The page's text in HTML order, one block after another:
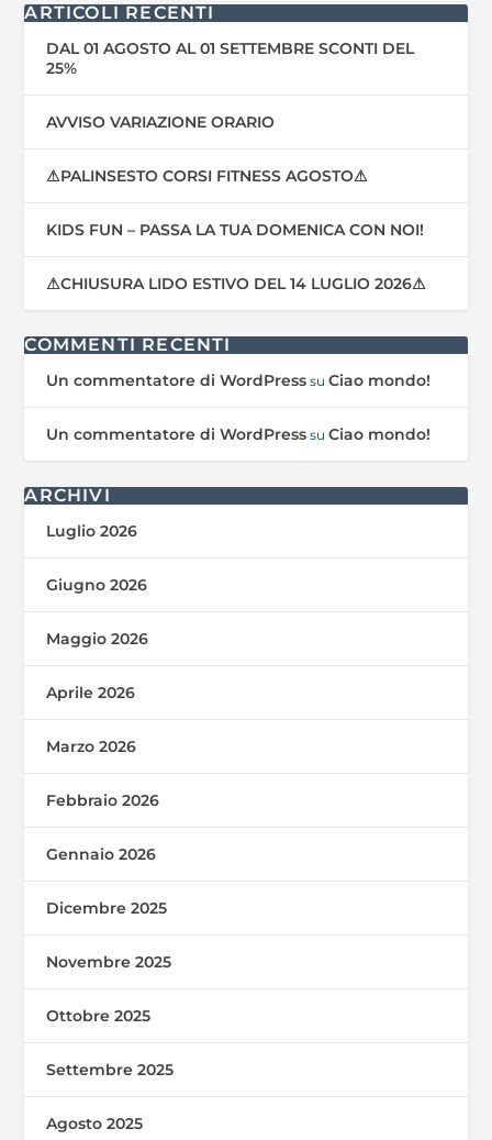
ARTICOLI RECENTI
DAL 01 AGOSTO AL 01 SETTEMBRE SCONTI DEL
25%
AVVISO VARIAZIONE ORARIO
⚠PALINSESTO CORSI FITNESS AGOSTO⚠
KIDS FUN – PASSA LA TUA DOMENICA CON NOI!
⚠CHIUSURA LIDO ESTIVO DEL 14 LUGLIO 2026⚠
COMMENTI RECENTI
Un commentatore di WordPress suCiao mondo!
Un commentatore di WordPress suCiao mondo!
ARCHIVI
Luglio 2026
Giugno 2026
Maggio 2026
Aprile 2026
Marzo 2026
Febbraio 2026
Gennaio 2026
Dicembre 2025
Novembre 2025
Ottobre 2025
Settembre 2025
Agosto 2025